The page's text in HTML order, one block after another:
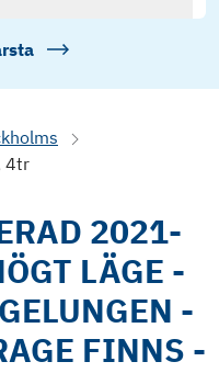
4tr
2021-
LÄGE -
-
FINNS -